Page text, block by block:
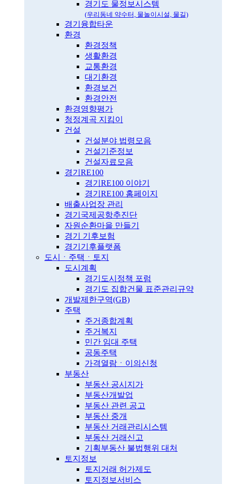
경기도 물정보시스템
(우리동네 약수터, 물놀이시설, 물길)
경기융합타운
환경
환경정책
생활환경
교통환경
대기환경
환경보건
환경안전
환경영향평가
청정계곡 지킴이
건설
건설분야 법령모음
건설기준정보
건설자료모음
경기RE100
경기RE100 이야기
경기RE100 홈페이지
배출사업장 관리
경기국제공항추진단
자원순환마을 만들기
경기 기후보험
경기기후플랫폼
도시ㆍ주택ㆍ토지
도시계획
경기도시정책 포럼
경기도 집합건물 표준관리규약
개발제한구역(GB)
주택
주거종합계획
주거복지
민간 임대 주택
공동주택
가격열람ㆍ이의신청
부동산
부동산 공시지가
부동산개발업
부동산 관련 공고
부동산 중개
부동산 거래관리시스템
부동산 거래신고
기획부동산 불법행위 대처
토지정보
토지거래 허가제도
토지정보서비스